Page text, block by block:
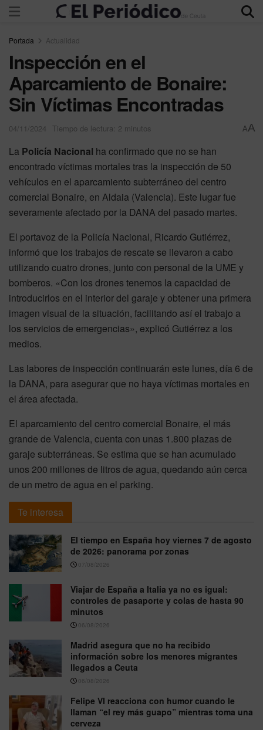
Portada Actualidad
Inspección en el
Aparcamiento de Bonaire:
Sin Víctimas Encontradas
04/11/2024 Tiempo de lectura: 2 minutos AA
La Policía Nacional ha confirmado que no se han
encontrado víctimas mortales tras la inspección de 50
vehículos en el aparcamiento subterráneo del centro
comercial Bonaire, en Aldaia (Valencia). Este lugar fue
severamente afectado por la DANA del pasado martes.
El portavoz de la Policía Nacional, Ricardo Gutiérrez,
informó que los trabajos de rescate se llevaron a cabo
utilizando cuatro drones, junto con personal de la UME y
bomberos. «Con los drones tenemos la capacidad de
introducirlos en el interior del garaje y obtener una primera
imagen visual de la situación, facilitando así el trabajo a
los servicios de emergencias», explicó Gutiérrez a los
medios.
Las labores de inspección continuarán este lunes, día 6 de
la DANA, para asegurar que no haya víctimas mortales en
el área afectada.
El aparcamiento del centro comercial Bonaire, el más
grande de Valencia, cuenta con unas 1.800 plazas de
garaje subterráneas. Se estima que se han acumulado
unos 200 millones de litros de agua, quedando aún cerca
de un metro de agua en el parking.
Te interesa
El tiempo en España hoy viernes 7 de agosto
de 2026: panorama por zonas
07/08/2026
Viajar de España a Italia ya no es igual:
controles de pasaporte y colas de hasta 90
minutos
06/08/2026
Madrid asegura que no ha recibido
información sobre los menores migrantes
llegados a Ceuta
06/08/2026
Felipe VI reacciona con humor cuando le
llaman “el rey más guapo” mientras toma una
cerveza